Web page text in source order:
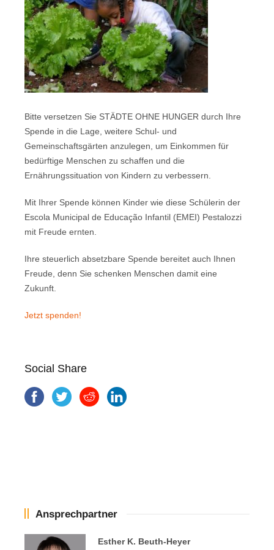
Bitte versetzen Sie STÄDTE OHNE HUNGER durch Ihre
Spende in die Lage, weitere Schul- und
Gemeinschaftsgärten anzulegen, um Einkommen für
bedürftige Menschen zu schaffen und die
Ernährungssituation von Kindern zu verbessern.
Mit Ihrer Spende können Kinder wie diese Schülerin der
Escola Municipal de Educação Infantil (EMEI) Pestalozzi
mit Freude ernten.
Ihre steuerlich absetzbare Spende bereitet auch Ihnen
Freude, denn Sie schenken Menschen damit eine
Zukunft.
Jetzt spenden!
Social Share
Ansprechpartner
Esther K. Beuth-Heyer